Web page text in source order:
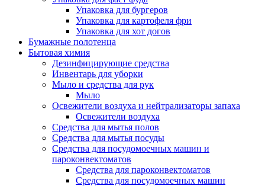
Упаковка для бургеров
Упаковка для картофеля фри
Упаковка для хот догов
Бумажные полотенца
Бытовая химия
Дезинфицирующие средства
Инвентарь для уборки
Мыло и средства для рук
Мыло
Освежители воздуха и нейтрализаторы запаха
Освежители воздуха
Средства для мытья полов
Средства для мытья посуды
Средства для посудомоечных машин и
пароконвектоматов
Средства для пароконвектоматов
Средства для посудомоечных машин